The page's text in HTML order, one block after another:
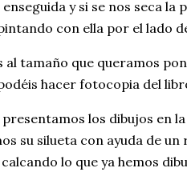
y si se nos seca
con ella por el lado
al tamaño que queramos
hacer fotocopia del
los dibujos en
su silueta con ayuda de
lo que ya hemos